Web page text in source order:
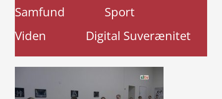
Samfund
Sport
Viden
Digital Suverænitet